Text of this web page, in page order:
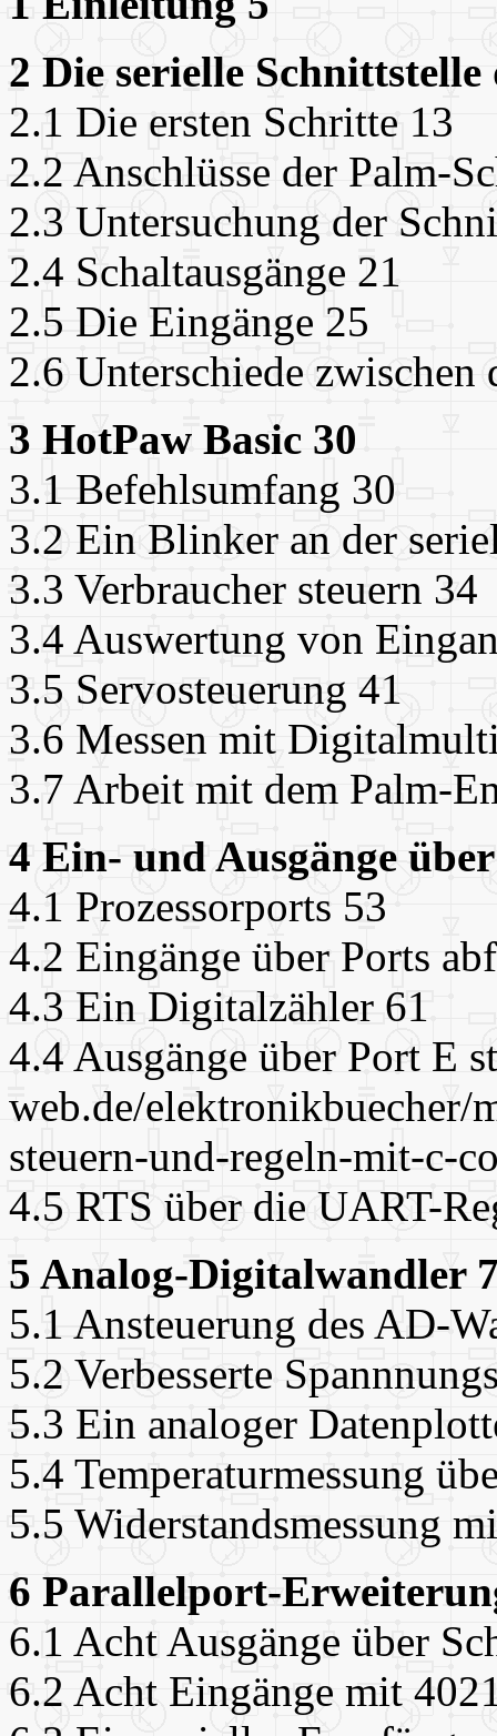
2 Die serielle Schnittstelle
2.1 Die ersten Schritte 13
2.2 Anschlüsse der Palm-
2.3 Untersuchung der
2.4 Schaltausgänge 21
2.5 Die Eingänge 25
2.6 Unterschiede
3 HotPaw Basic 30
3.1 Befehlsumfang 30
3.2 Ein Blinker an der
3.3 Verbraucher steuern 34
3.4 Auswertung von
3.5 Servosteuerung 41
3.6 Messen mit
3.7 Arbeit mit dem Palm-
4 Ein- und Ausgänge
4.1 Prozessorports 53
4.2 Eingänge über Ports
4.3 Ein Digitalzähler 61
4.4 Ausgänge über Port E
web.de/elektronikbuecher/
steuern-und-regeln-mit-c-
4.5 RTS über die UART-
5 Analog-Digitalwandler
5.1 Ansteuerung des AD-
5.2 Verbesserte
5.3 Ein analoger
5.4 Temperaturmessung
5.5 Widerstandsmessung
6 Parallelport-
6.1 Acht Ausgänge über
6.2 Acht Eingänge mit